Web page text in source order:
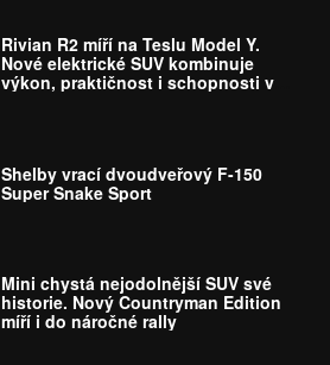
Rivian R2 míří na Teslu Model Y.
Nové elektrické SUV kombinuje
výkon, praktičnost i schopnosti v
Shelby vrací dvoudveřový F-150
Super Snake Sport
Mini chystá nejodolnější SUV své
historie. Nový Countryman Edition
míří i do náročné rally